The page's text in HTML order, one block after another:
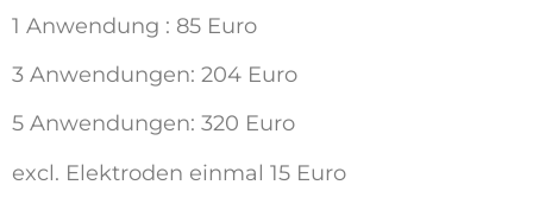
1 Anwendung : 85 Euro
3 Anwendungen: 204 Euro
5 Anwendungen: 320 Euro
excl. Elektroden einmal 15 Euro